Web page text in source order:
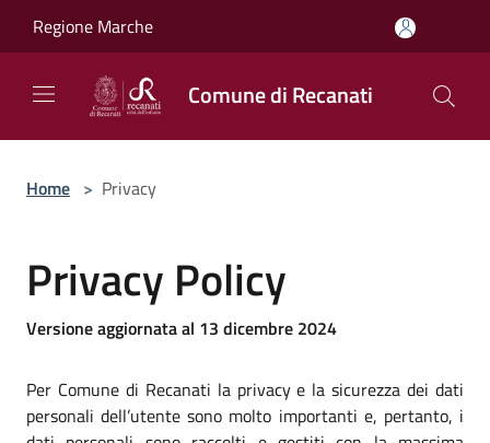
Regione Marche
Comune di Recanati
Home > Privacy
Privacy Policy
Versione aggiornata al 13 dicembre 2024
Per Comune di Recanati la privacy e la sicurezza dei dati
personali dell’utente sono molto importanti e, pertanto, i